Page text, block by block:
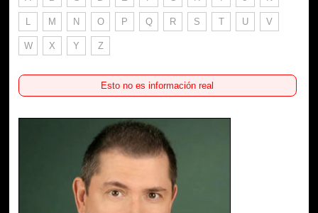
L M N O P Q R S T U V
W X Y Z
Esto no es información real